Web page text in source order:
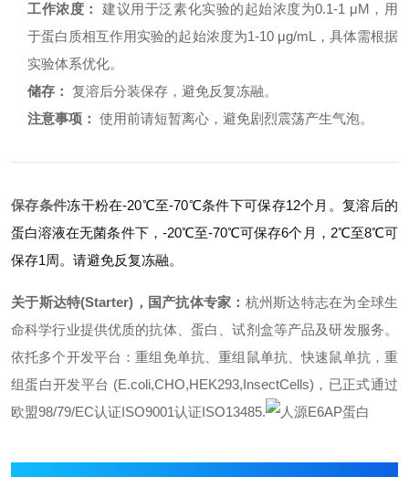
工作浓度：
建议用于泛素化实验的起始浓度为0.1-1 μM，用
于蛋白质相互作用实验的起始浓度为1-10 μg/mL，具体需根据
实验体系优化。
储存： 复溶后分装保存，避免反复冻融。
注意事项： 使用前请短暂离心，避免剧烈震荡产生气泡。
保存条件冻干粉在-20℃至-70℃条件下可保存12个月。复溶后的
蛋白溶液在无菌条件下，-20℃至-70℃可保存6个月，2℃至8℃可
保存1周。请避免反复冻融。
关于斯达特(Starter)，国产抗体专家： 杭州斯达特志在为全球生
命科学行业提供优质的抗体、蛋白、试剂盒等产品及研发服务。
依托多个开发平台：重组免单抗、重组鼠单抗、快速鼠单抗，重
组蛋白开发平台 (E.coli,CHO,HEK293,InsectCells)，已正式通过
欧盟98/79/EC认证ISO9001认证ISO13485.